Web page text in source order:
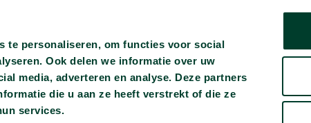
te personaliseren, om functies voor social
Ook delen we informatie over uw
media, adverteren en analyse. Deze partners
die u aan ze heeft verstrekt of die ze
services.